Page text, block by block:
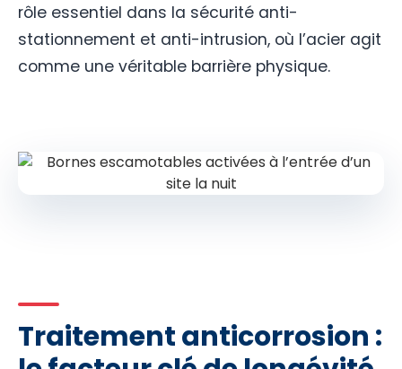
rôle essentiel dans la sécurité anti-
stationnement et anti-intrusion, où l’acier agit
comme une véritable barrière physique.
Traitement anticorrosion :